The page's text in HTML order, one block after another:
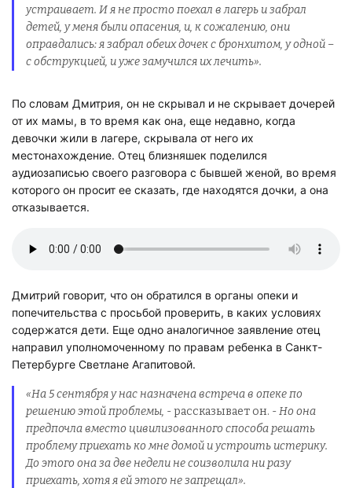
устраивает. И я не просто поехал в лагерь и забрал
детей, у меня были опасения, и, к сожалению, они
оправдались: я забрал обеих дочек с бронхитом, у одной –
с обструкцией, и уже замучился их лечить».
По словам Дмитрия, он не скрывал и не скрывает дочерей
от их мамы, в то время как она, еще недавно, когда
девочки жили в лагере, скрывала от него их
местонахождение. Отец близняшек поделился
аудиозаписью своего разговора с бывшей женой, во время
которого он просит ее сказать, где находятся дочки, а она
отказывается.
Дмитрий говорит, что он обратился в органы опеки и
попечительства с просьбой проверить, в каких условиях
содержатся дети. Еще одно аналогичное заявление отец
направил уполномоченному по правам ребенка в Санкт-
Петербурге Светлане Агапитовой.
«На 5 сентября у нас назначена встреча в опеке по
решению этой проблемы, - рассказывает он. -Но она
предпочла вместо цивилизованного способа решать
проблему приехать ко мне домой и устроить истерику.
До этого она за две недели не соизволила ни разу
приехать, хотя я ей этого не запрещал».